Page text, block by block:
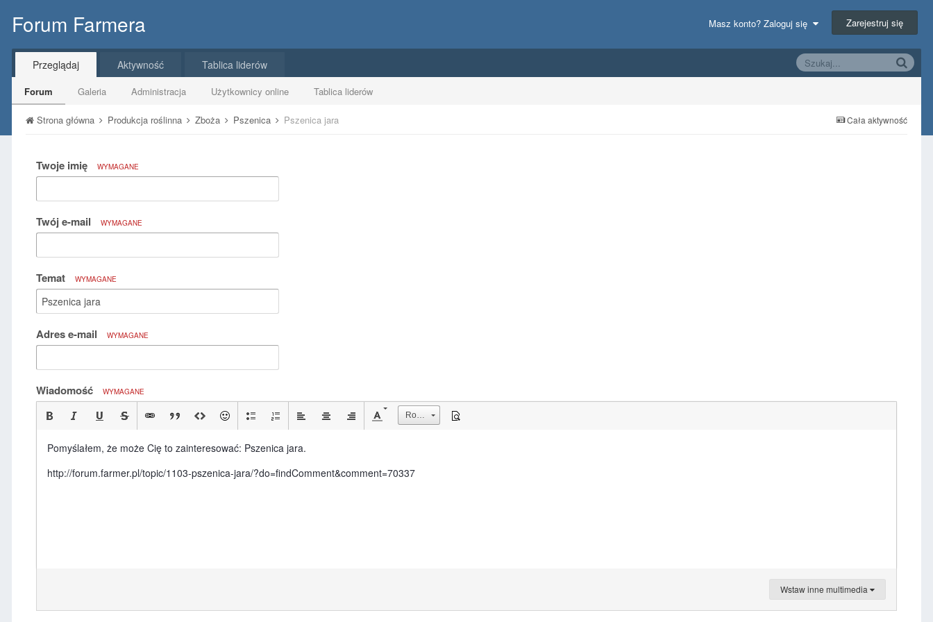
Forum Farmera Masz konto? Zaloguj się Zarejestruj się
Przeglądaj
Forum Galeria Administracja Użytkownicy online Tablica liderów
Aktywność Tablica liderów
Cała aktywność
Strona główna Produkcja roślinna Zboża Pszenica Pszenica jara
Twoje imię WYMAGANE
Twój e-mail WYMAGANE
Temat WYMAGANE
Adres e-mail WYMAGANE
Wiadomość WYMAGANE
Rozmiar
Pomyślałem, że może Cię to zainteresować: Pszenica jara.
http://forum.farmer.pl/topic/1103-pszenica-jara/?do=findComment&comment=70337
Wstaw inne multimedia